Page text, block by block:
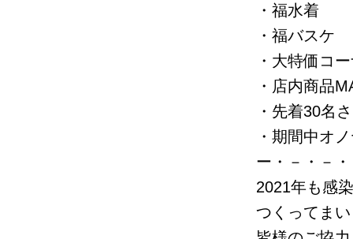
・福水着
・福バスケ
・大特価コ
・店内商品
・先着30名
・期間中オ
ー・－・－
2021年も感
つくってま